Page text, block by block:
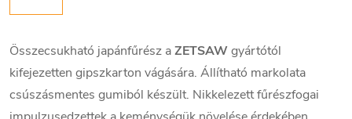
Összecsukható japánfűrész aZETSAWgyártótól
kifejezetten gipszkarton vágására. Állítható markolata
csúszásmentes gumiból készült. Nikkelezett fűrészfogai